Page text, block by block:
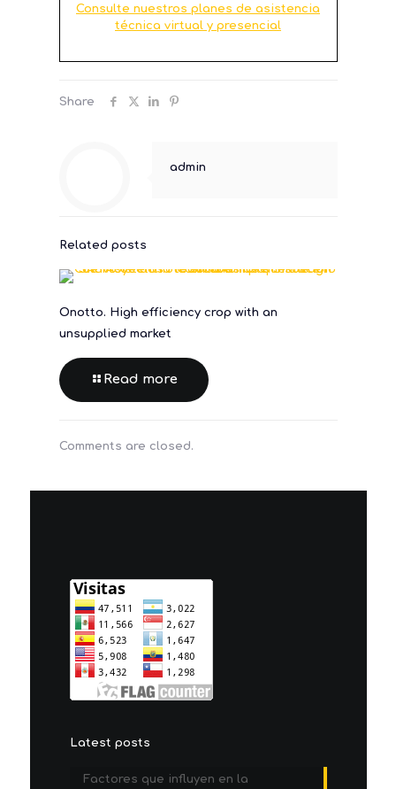
Consulte nuestros planes de asistencia
técnica virtual y presencial
Share
admin
Related posts
Onotto. High efficiency crop with an
unsupplied market
Read more
Comments are closed.
Latest posts
Factores que influyen en la